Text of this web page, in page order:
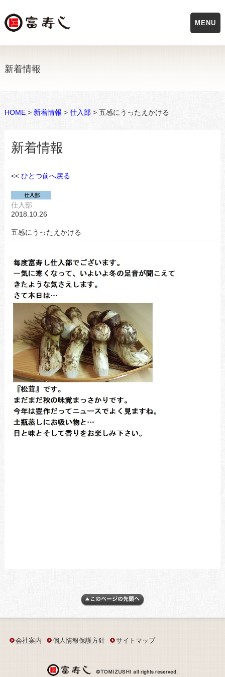
新着情報
HOME> 新着情報 > 仕入部> 五感にうったえかける
新着情報
<< ひとつ前へ戻る
仕入部
2018.10.26
五感にうったえかける
会社案内 個人情報保護方針 サイトマップ
MENU